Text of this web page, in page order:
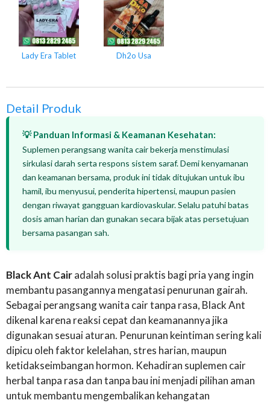
Lady Era Tablet Dh2o Usa
Detail Produk
💡 Panduan Informasi & Keamanan Kesehatan:
Suplemen perangsang wanita cair bekerja menstimulasi
sirkulasi darah serta respons sistem saraf. Demi kenyamanan
dan keamanan bersama, produk ini tidak ditujukan untuk ibu
hamil, ibu menyusui, penderita hipertensi, maupun pasien
dengan riwayat gangguan kardiovaskular. Selalu patuhi batas
dosis aman harian dan gunakan secara bijak atas persetujuan
bersama pasangan sah.
Black Ant Cairadalah solusi praktis bagi pria yang ingin
membantu pasangannya mengatasi penurunan gairah.
Sebagai perangsang wanita cair tanpa rasa, Black Ant
dikenal karena reaksi cepat dan keamanannya jika
digunakan sesuai aturan. Penurunan keintiman sering kali
dipicu oleh faktor kelelahan, stres harian, maupun
ketidakseimbangan hormon. Kehadiran suplemen cair
herbal tanpa rasa dan tanpa bau ini menjadi pilihan aman
untuk membantu mengembalikan kehangatan